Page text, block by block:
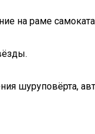
на раме
шуруповёрта,